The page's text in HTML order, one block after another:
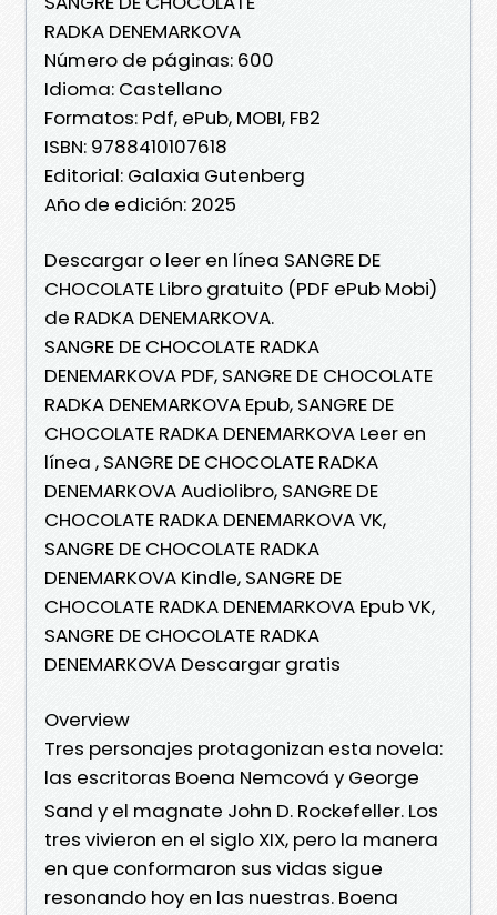
RADKA DENEMARKOVA
Número de páginas: 600
Idioma: Castellano
Formatos: Pdf, ePub, MOBI, FB2
ISBN: 9788410107618
Editorial: Galaxia Gutenberg
Año de edición: 2025
Descargar o leer en línea SANGRE DE
CHOCOLATE Libro gratuito (PDF ePub Mobi)
de RADKA DENEMARKOVA.
SANGRE DE CHOCOLATE RADKA
DENEMARKOVA PDF, SANGRE DE CHOCOLATE
RADKA DENEMARKOVA Epub, SANGRE DE
CHOCOLATE RADKA DENEMARKOVA Leer en
línea , SANGRE DE CHOCOLATE RADKA
DENEMARKOVA Audiolibro, SANGRE DE
CHOCOLATE RADKA DENEMARKOVA VK,
SANGRE DE CHOCOLATE RADKA
DENEMARKOVA Kindle, SANGRE DE
CHOCOLATE RADKA DENEMARKOVA Epub VK,
SANGRE DE CHOCOLATE RADKA
DENEMARKOVA Descargar gratis
Overview
Tres personajes protagonizan esta novela:
las escritoras Boena Nemcová y George
Sand y el magnate John D. Rockefeller. Los
tres vivieron en el siglo XIX, pero la manera
en que conformaron sus vidas sigue
resonando hoy en las nuestras. Boena